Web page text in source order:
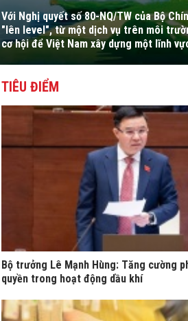
Với Nghị quyết số 80-NQ/TW của Bộ
"lên level", từ một dịch vụ trên môi
cơ hội để Việt Nam xây dựng một lĩnh
TIÊU ĐIỂM
Bộ trưởng Lê Mạnh Hùng: Tăng cường
quyền trong hoạt động dầu khí